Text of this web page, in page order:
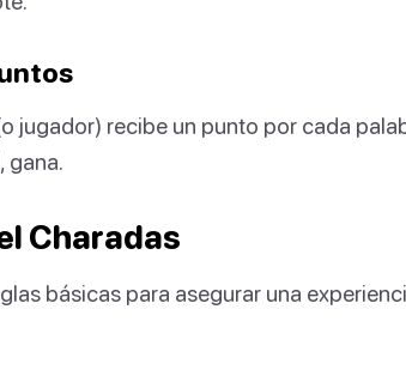
jugador) recibe un punto por cada
Charadas
básicas para asegurar una